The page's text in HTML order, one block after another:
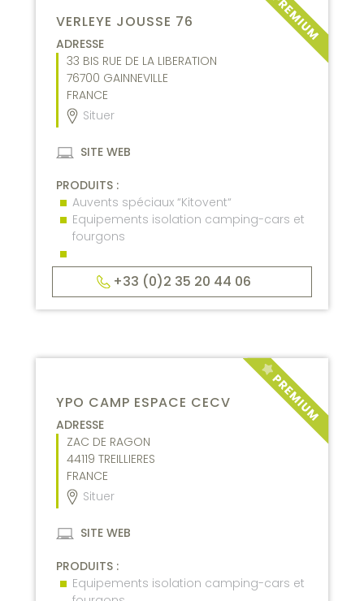
VERLEYE JOUSSE 76
ADRESSE
33 BIS RUE DE LA LIBERATION
76700 GAINNEVILLE
FRANCE
Situer
SITE WEB
PRODUITS :
Auvents spéciaux “Kitovent“
Equipements isolation camping-cars et
fourgons
+33 (0)2 35 20 44 06
YPO CAMP ESPACE CECV
ADRESSE
ZAC DE RAGON
44119 TREILLIERES
FRANCE
Situer
SITE WEB
PRODUITS :
Equipements isolation camping-cars et